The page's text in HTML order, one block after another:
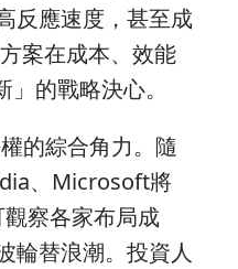
反應速度，甚至成
案在成本、效能
的戰略決心。
的綜合角力。隨
、Microsoft將
察各家布局成
輪替浪潮。投資人